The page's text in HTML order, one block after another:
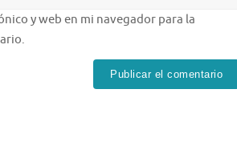
y web en mi navegador para la